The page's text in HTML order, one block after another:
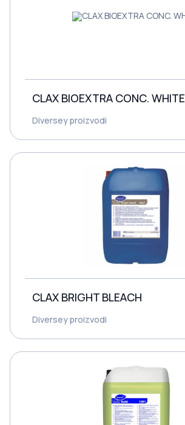
CLAX BIOEXTRA CONC. WHITE
Diversey proizvodi
CLAX BRIGHT BLEACH
Diversey proizvodi